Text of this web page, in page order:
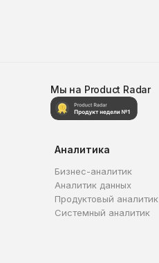
Мы на Product Radar
Аналитика
Бизнес-аналитик
Аналитик данных
Продуктовый аналитик
Системный аналитик